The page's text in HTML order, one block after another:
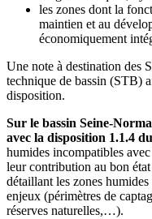
les zones dont la
maintien et au
économiquement
Une note à destination des
technique de bassin (STB)
disposition.
Sur le bassin Seine-
avec la disposition 1.1.4
humides incompatibles
leur contribution au bon
détaillant les zones humides
enjeux (périmètres de
réserves naturelles,…).